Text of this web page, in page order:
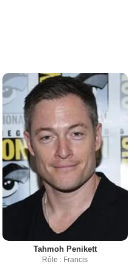
Tahmoh Penikett
Rôle : Francis